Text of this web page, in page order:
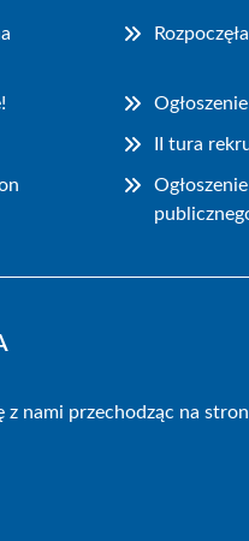
II tura
z nami przechodząc na